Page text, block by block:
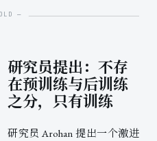
研究员提出：不存
在预训练与后训练
之分，只有训练
研究员 Arohan 提出一个激进